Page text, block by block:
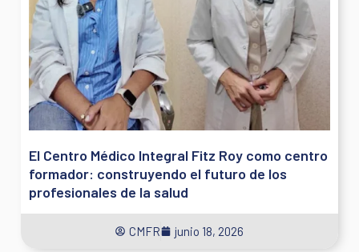
El Centro Médico Integral Fitz Roy como centro
formador: construyendo el futuro de los
profesionales de la salud
CMFR junio 18, 2026